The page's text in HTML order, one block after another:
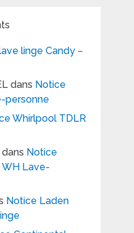
linge Candy –
dans Notice
personne
Whirlpool TDLR
dans Notice
Lave-
Notice Laden